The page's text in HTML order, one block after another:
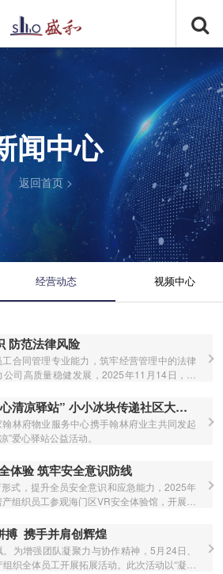
闻中心
返回首页 >
经营动态 视频中心
防范法律风险
合同管理专业能力，筑牢经营管理中的法律
司高质量稳健发展，2025年11月14日，盛
盛和悦家“爱心清凉驿站” 小小冰块传递社区大温情
林府物业服务中心携手翰林府业主共同发起
”爱心驿站公益活动。
体验 筑牢安全意识防线
式，提升全员安全意识和应急能力，2025年
组织员工参观海门区VR安全体验馆，开展安
搏 携手并肩创辉煌
为增强团队凝聚力与协作精神，5月24日、
织全体员工开展拓展活动。此次活动以“凝心